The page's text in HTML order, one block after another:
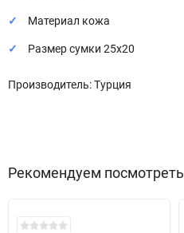
Материал кожа
Размер сумки 25х20
Производитель: Турция
Рекомендуем посмотреть